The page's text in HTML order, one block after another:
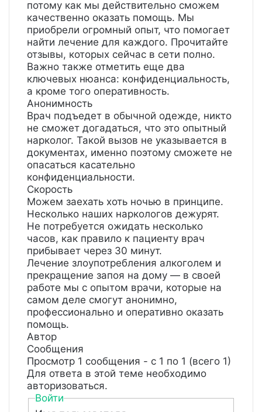
потому как мы действительно сможем
качественно оказать помощь. Мы
приобрели огромный опыт, что помогает
найти лечение для каждого. Прочитайте
отзывы, которых сейчас в сети полно.
Важно также отметить еще два
ключевых нюанса: конфиденциальность,
а кроме того оперативность.
Анонимность
Врач подъедет в обычной одежде, никто
не сможет догадаться, что это опытный
нарколог. Такой вызов не указывается в
документах, именно поэтому сможете не
опасаться касательно
конфиденциальности.
Скорость
Можем заехать хоть ночью в принципе.
Несколько наших наркологов дежурят.
Не потребуется ожидать несколько
часов, как правило к пациенту врач
прибывает через 30 минут.
Лечение злоупотребления алкоголем и
прекращение запоя на дому — в своей
работе мы с опытом врачи, которые на
самом деле смогут анонимно,
профессионально и оперативно оказать
помощь.
Автор
Сообщения
Просмотр 1 сообщения - с 1 по 1 (всего 1)
Для ответа в этой теме необходимо
авторизоваться.
Войти